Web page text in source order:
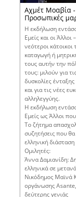
Αχμέτ Μοαβία -
Προσωπικές
Η εκδήλωση
Εμείς και οι Άλλοι
νεότεροι
καταγωγή ή
τους αυτήν την
τους: μιλούν για
δυσκολίες
και για τις νέες
αλληλεγγύης.
Η εκδήλωση
Εμείς ως Άλλοι
Το ζήτημα
συζητήσεις που
ελληνική
Ομιλητές:
Άννα Δαμιανίδη:
ελληνικά σε
Νικόδημος Μαϊνά
οργάνωσης
δεύτερης γενιάς